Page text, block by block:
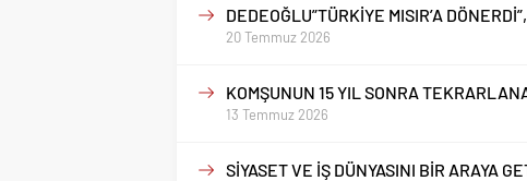
DEDEOĞLU”TÜRKİYE MISIR’A
20 Temmuz 2026
KOMŞUNUN 15 YIL SONRA
13 Temmuz 2026
SİYASET VE İŞ DÜNYASINI BİR ARAYA